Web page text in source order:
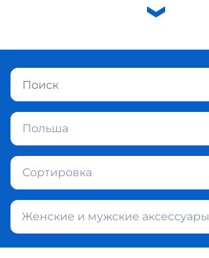
Польша
Сортировка
Женские и мужские аксессуары